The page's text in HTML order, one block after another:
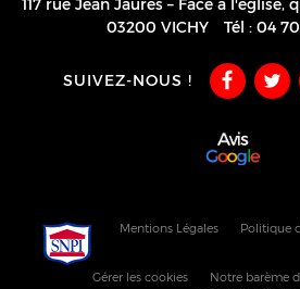
117 rue Jean Jaurès – Face à
03200 VICHY Tél :04
SUIVEZ-NOUS !
Mentions Légales Politique
Gérer les cookies Notre barème